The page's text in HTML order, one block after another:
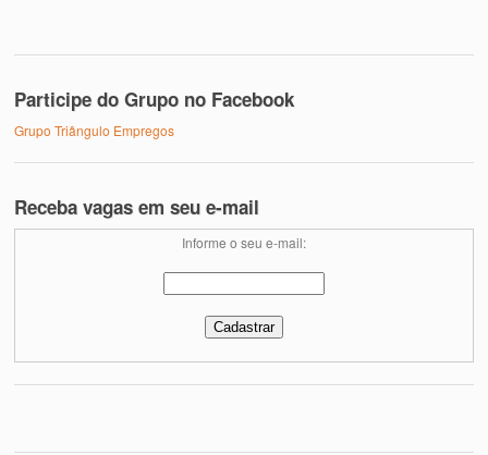
Participe do Grupo no Facebook
Grupo Triângulo Empregos
Receba vagas em seu e-mail
Informe o seu e-mail: